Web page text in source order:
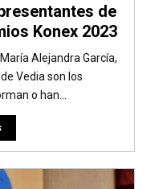
de
Konex 2023
Alejandra García,
Vedia son los
o han...